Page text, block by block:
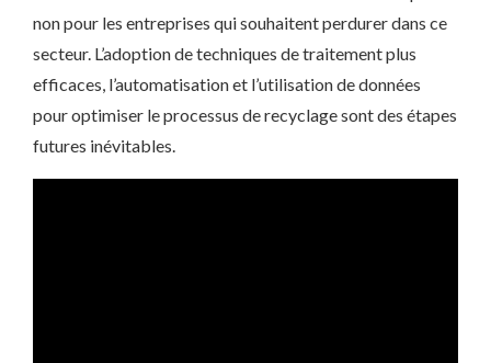
non pour les entreprises qui souhaitent perdurer dans ce
secteur. L’adoption de techniques de traitement plus
efficaces, l’automatisation et l’utilisation de données
pour optimiser le processus de recyclage sont des étapes
futures inévitables.